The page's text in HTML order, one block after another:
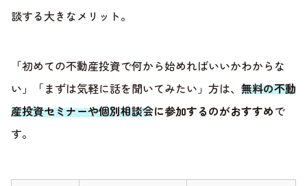
談する大きなメリット。
「初めての不動産投資で何から始めればいいかわからな
い」「まずは気軽に話を聞いてみたい」方は、 無料の不動
産投資セミナーや個別相談会に参加するのがおすすめで
す。